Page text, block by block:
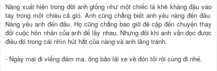
Nàng xuất hiện trong đời anh giống như một chiếc lá khẽ khàng đậu vào
tay trong một chiều cả gió. Anh cũng chẳng biết anh yêu nàng đến đâu.
Nàng yêu anh đến đâu. Họ cũng chẳng bao giờ đề cập đến chuyện thay
đổi cuộc hôn nhân của anh để lấy nhau. Nhưng đôi khi anh vẫn đọc được
điều đó trong cái nhìn hút hắt của nàng và anh lảng tránh.
- Ngày mai đi viếng đám ma, ông bảo lái xe về đón tôi rồi cùng đi nhé.